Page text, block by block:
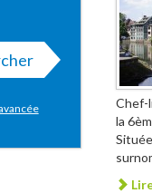
Chef-
la